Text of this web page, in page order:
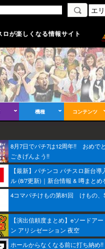
が楽しくなる情報サイト
機種 コンテンツ
8月7日でパチ7は12周年!! おめで
ごきげんよう!!
【最新】パチンコ パチスロ新台導
ル (8/7更新)｜新台情報 & 噂まとめ
4コマパチけもの第81回 けもの、
【演出信頼度まとめ】eソードア
ン アリシゼーション 夜空
ホールからなくなる前に打ち納